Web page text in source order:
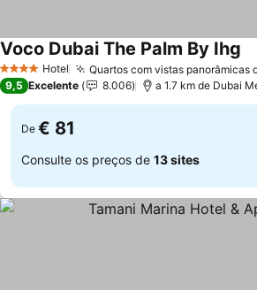
4 EstrelasHotel Quartos com vistas panorâmicas
Voco Dubai The Palm By Ihg
9,5 Excelente 8.006 a 1.7 km de Dubai
De € 81
Consulte os preços de 13 sites